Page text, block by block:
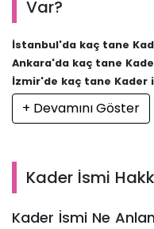
Var?
İstanbul'da kaç tane
Ankara'da kaç tane
İzmir'de kaç tane Kader
+ Devamını Göster
Kader İsmi
Kader İsmi Ne